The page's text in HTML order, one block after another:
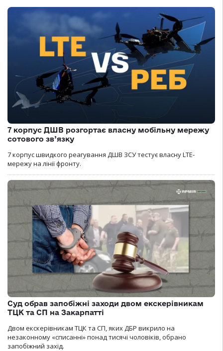
7 корпус ДШВ розгортає власну мобільну мережу
сотового зв’язку
7 корпус швидкого реагування ДШВ ЗСУ тестує власну LTE-
мережу на лінії фронту.
Суд обрав запобіжні заходи двом екскерівникам
ТЦК та СП на Закарпатті
Двом екскерівникам ТЦК та СП, яких ДБР викрило на
незаконному «списанні» понад тисячі чоловіків, обрано
запобіжний захід.